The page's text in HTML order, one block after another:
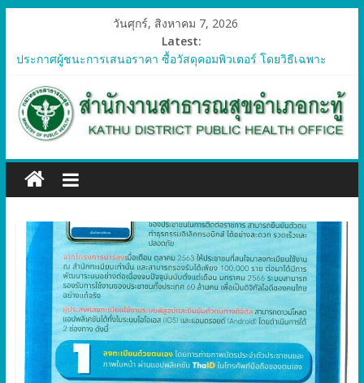
วันศุกร์, สิงหาคม 7, 2026
Latest:
ประกาศผู้ชนะการเสนอราคา ซื้อวัสดุคอมพิวเตอร์ โดยวิธีเฉพาะ
ประกาศผู้ชนะการเสนอราคา จัดซื้อวัสดุทางการแพทย์สำหรับ
โครงการป้องกันควบคุมโรคติดต่อและภัยสุขภาพในแรงงานต่างด้าว
อำเภอกะทู้ ปี 2569
เจาะจง
ประกาศผู้ชนะการเสนอรา ซื้อวัสดุงานบ้านงานครัว โดยวิธีเฉพาะ
เจาะจง
ประกาศผู้ชนะการเสนอราคา ซื้อวัสดุสำนักงาน โดยวิธีเฉพาะ
เจาะจง